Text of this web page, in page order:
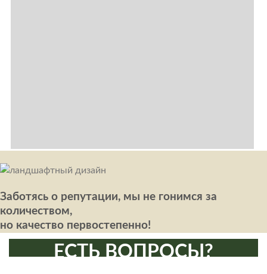
Заботясь о репутации, мы не гонимся за
количеством,
но качество первостепенно!
ЕСТЬ ВОПРОСЫ?
НАПИШИТЕ НАМ: